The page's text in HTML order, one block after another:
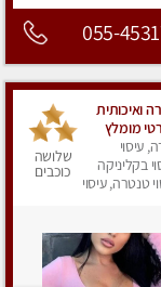
055-
ואיכותית
מומלץ
עיסוי
בקליניקה
טנטרה, עיסוי
שלושה
כוכבים